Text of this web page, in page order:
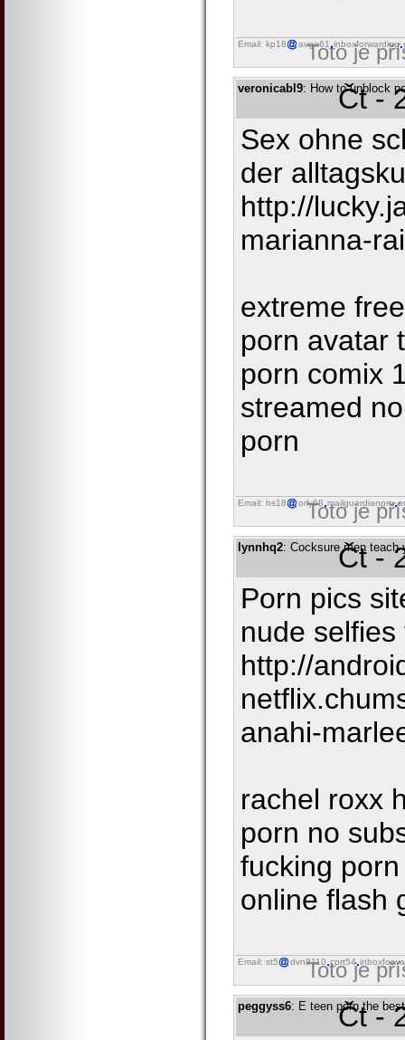
Email: kp18 avgo61 inboxforwarding
Toto je
veronicabl9: How to unblock
Čt -
Sex ohne
der
http://
marianna-
extreme
porn avatar
porn comix
streamed
porn
Email: hs18 orly68 mailguardianpro
Toto je
lynnhq2: Cocksure men teach
Čt -
Porn pics
nude
http://
anahi-
rachel roxx
porn no
fucking
online flash
Email: st5 dvn8110 cprt54
Toto je
peggyss6: E teen porn the
Čt -